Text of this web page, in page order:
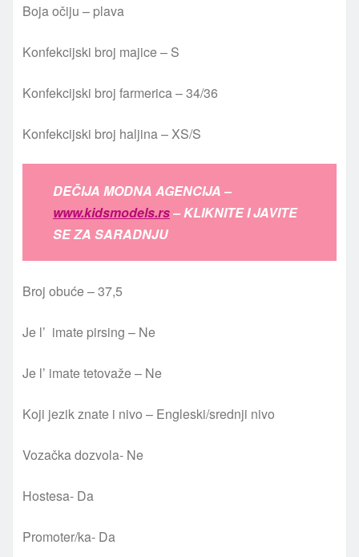
Boja očiju – plava
Konfekcijski broj majice – S
Konfekcijski broj farmerica – 34/36
Konfekcijski broj haljina – XS/S
DEČIJA MODNA AGENCIJA –
www.kidsmodels.rs– KLIKNITE I JAVITE
SE ZA SARADNJU
Broj obuće – 37,5
Je l’ imate pirsing – Ne
Je l’ imate tetovaže – Ne
Koji jezik znate i nivo – Engleski/srednji nivo
Vozačka dozvola- Ne
Hostesa- Da
Promoter/ka- Da